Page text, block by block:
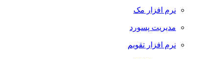
نرم افزار مک
مدیریت پسورد
نرم افزار تقویم